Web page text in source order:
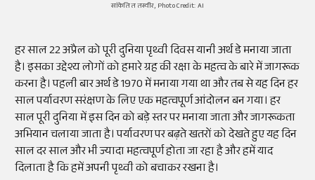
सांकेतित तस्वीर, Photo Credit: AI
हर साल 22 अप्रैल को पूरी दुनिया पृथ्वी दिवस यानी अर्थ डे मनाया जाता
है। इसका उद्देश्य लोगों को हमारे ग्रह की रक्षा के महत्व के बारे में जागरूक
करना है। पहली बार अर्थ डे 1970 में मनाया गया था और तब से यह दिन हर
साल पर्यावरण सरंक्षण के लिए एक महत्वपूर्ण आंदोलन बन गया। हर
साल पूरी दुनिया में इस दिन को बड़े स्तर पर मनाया जाता और जागरूकता
अभियान चलाया जाता है। पर्यावरण पर बढ़ते खतरों को देखते हुए यह दिन
साल दर साल और भी ज्यादा महत्वपूर्ण होता जा रहा है और हमें याद
दिलाता है कि हमें अपनी पृथ्वी को बचाकर रखना है।